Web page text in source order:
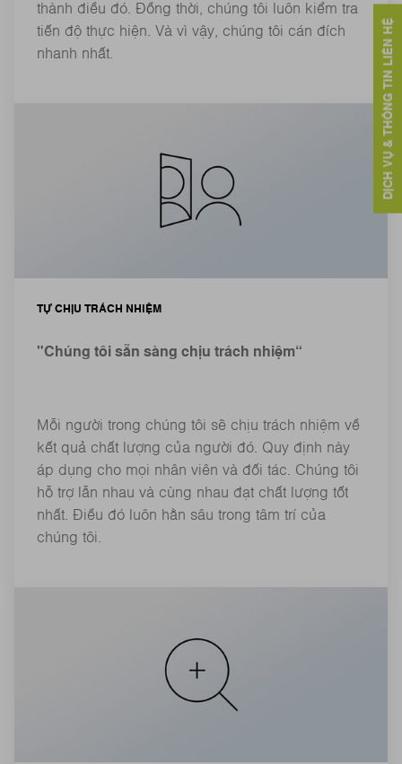
thành điều đó. Đồng thời, chúng tôi luôn kiểm tra
tiến độ thực hiện. Và vì vậy, chúng tôi cán đích
nhanh nhất.
TỰ CHỊU TRÁCH NHIỆM
"Chúng tôi sẵn sàng chịu trách nhiệm“
Mỗi người trong chúng tôi sẽ chịu trách nhiệm về
kết quả chất lượng của người đó. Quy định này
áp dụng cho mọi nhân viên và đối tác. Chúng tôi
hỗ trợ lẫn nhau và cùng nhau đạt chất lượng tốt
nhất. Điều đó luôn hằn sâu trong tâm trí của
chúng tôi.
DỊCH VỤ & THÔNG TIN LIÊN HỆ